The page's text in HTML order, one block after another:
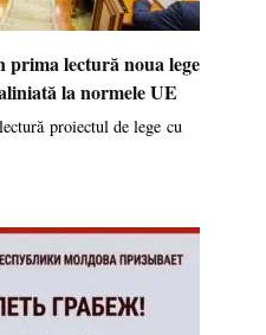
lectură noua lege
la normele UE
proiectul de lege cu